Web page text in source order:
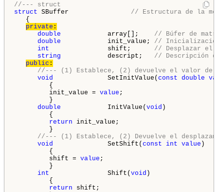
//--- struct
struct SBuffer // Estructura de la
{
private :
double array[]; // Búfer de
double init_value; //
int shift; // Desplazar el
string descript; // Descripción
public :
//--- (1) Establece, (2) devuelve el valor
void
SetInitValue(const double
{
init_value = value ;
}
double InitValue(void )
{
return init_value;
}
//--- (1) Establece, (2) Devuelve el
void
SetShift(const int value )
{
shift = value ;
}
int Shift(void )
{
return shift;